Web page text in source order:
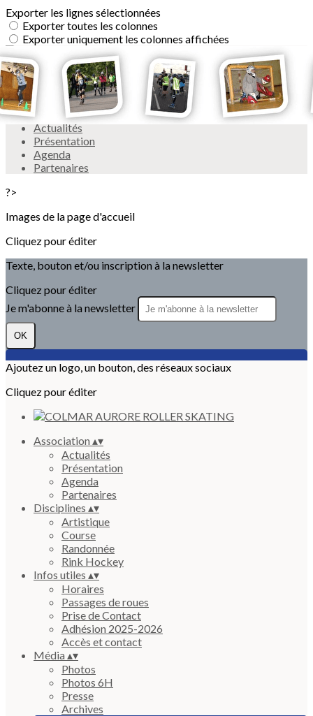
Exporter les lignes sélectionnées
Exporter toutes les colonnes
Exporter uniquement les colonnes affichées
Menu
<
>
Actualités
Présentation
Agenda
Partenaires
?>
Images de la page d'accueil
Cliquez pour éditer
Texte, bouton et/ou inscription à la newsletter
Cliquez pour éditer
Je m'abonne à la newsletter
OK
Ajoutez un logo, un bouton, des réseaux sociaux
Cliquez pour éditer
Association▴▾
Actualités
Présentation
Agenda
Partenaires
Disciplines ▴▾
Artistique
Course
Randonnée
Rink Hockey
Infos utiles ▴▾
Horaires
Passages de roues
Prise de Contact
Adhésion 2025-2026
Accès et contact
Média▴▾
Photos
Photos 6H
Presse
Archives